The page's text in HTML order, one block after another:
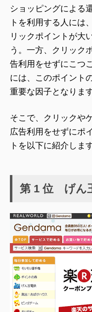
ショッピングによる
トを利用する人には
リックポイントが大
う。一方、クリック
告利用をせずにこつ
には、このポイント
重要な因子となります
そこで、クリックや
広告利用をせずにポ
トを以下に紹介します
第 1 位 げん